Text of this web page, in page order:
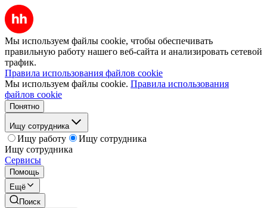
Мы используем файлы cookie, чтобы обеспечивать
правильную работу нашего веб-сайта и анализировать сетевой
трафик.
Правила использования файлов cookie
Мы используем файлы cookie. Правила использования
файлов cookie
Понятно
Ищу сотрудника
Ищу работу
Ищу сотрудника
Ищу сотрудника
Сервисы
Помощь
Ещё
Поиск